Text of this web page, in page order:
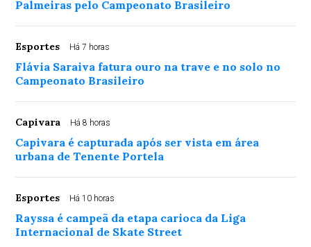
Palmeiras pelo Campeonato Brasileiro
Esportes Há 7 horas
Flávia Saraiva fatura ouro na trave e no solo no
Campeonato Brasileiro
Capivara Há 8 horas
Capivara é capturada após ser vista em área
urbana de Tenente Portela
Esportes Há 10 horas
Rayssa é campeã da etapa carioca da Liga
Internacional de Skate Street